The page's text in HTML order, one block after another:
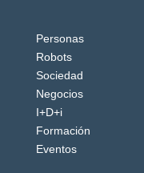
Personas
Robots
Sociedad
Negocios
I+D+i
Formación
Eventos